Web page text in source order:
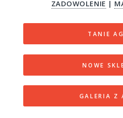
ZADOWOLENIE |
TANIE
NOWE
GALERIA Z